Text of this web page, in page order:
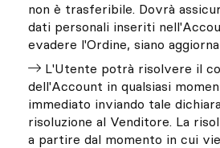
non è trasferibile. Dovrà
dati personali inseriti
evadere l'Ordine, siano
L'Utente potrà risolvere il
dell'Account in qualsiasi
immediato inviando tale
risoluzione al Venditore. La
a partire dal momento in cui